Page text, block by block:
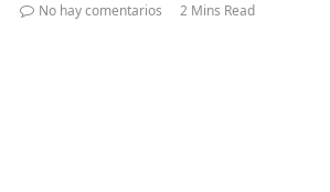
No hay comentarios 2 Mins Read